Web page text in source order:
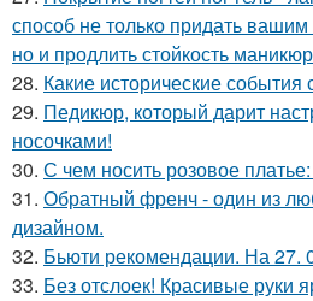
способ не только придать
но и продлить стойкость
28. Какие исторические
29. Педикюр, который дарит
носочками!
30. С чем носить розовое
31. Обратный френч - один из
дизайном.
32. Бьюти рекомендации. На 27.
33. Без отслоек! Красивые руки